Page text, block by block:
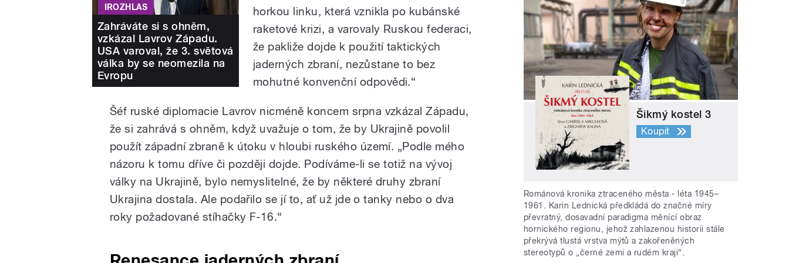
IROZHLAS
Zahráváte si s ohněm,
vzkázal Lavrov Západu.
USA varoval, že 3. světová
válka by se neomezila na
Evropu
horkou linku, která vznikla po kubánské
raketové krizi, a varovaly Ruskou federaci,
že pakliže dojde k použití taktických
jaderných zbraní, nezůstane to bez
mohutné konvenční odpovědi.“
Šéf ruské diplomacie Lavrov nicméně koncem srpna vzkázal Západu,
že si zahrává s ohněm, když uvažuje o tom, že by Ukrajině povolil
použít západní zbraně k útoku v hloubi ruského území. „Podle mého
názoru k tomu dříve či později dojde. Podíváme-li se totiž na vývoj
války na Ukrajině, bylo nemyslitelné, že by některé druhy zbraní
Ukrajina dostala. Ale podařilo se jí to, ať už jde o tanky nebo o dva
roky požadované stíhačky F-16.“
Šikmý kostel 3
Koupit
Románová kronika ztraceného města - léta 1945–
1961. Karin Lednická předkládá do značné míry
převratný, dosavadní paradigma měnící obraz
hornického regionu, jehož zahlazenou historii stále
překrývá tlustá vrstva mýtů a zakořeněných
stereotypů o „černé zemi a rudém kraji“.